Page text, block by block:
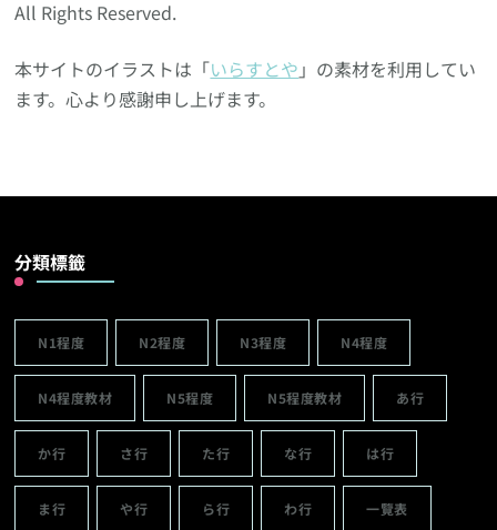
All Rights Reserved.
本サイトのイラストは「いらすとや 」の素材を利用してい
ます。心より感謝申し上げます。
分類標籤
N1程度 N2程度 N3程度 N4程度
N4程度教材 N5程度 N5程度教材 あ行
か行 さ行 た行 な行 は行
ま行 や行 ら行 わ行 一覽表